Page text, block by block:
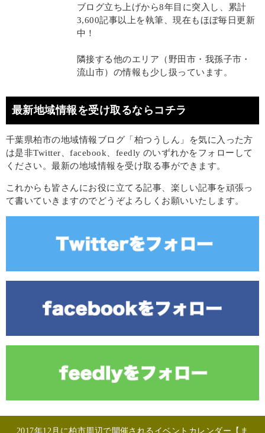
ブログ立ち上げから8年目に突入し、累計
3,600記事以上を執筆、現在もほぼ毎日更新
中！
隣接する他のエリア（野田市・我孫子市・
流山市）の情報も少し扱っています。
最新地域情報を受け取るならコチラ
千葉県柏市の地域情報ブログ「柏つうしん」を気に入った方
は是非Twitter、facebook、feedly のいずれかをフォローして
ください。最新の地域情報を受け取る事ができます。
これからも皆さんにお役に立てる記事、楽しい記事を頑張っ
て書いていきますのでどうぞよろしくお願いいたします。
2017年12月に柏市周辺で開催されるイベントカレンダー【ま